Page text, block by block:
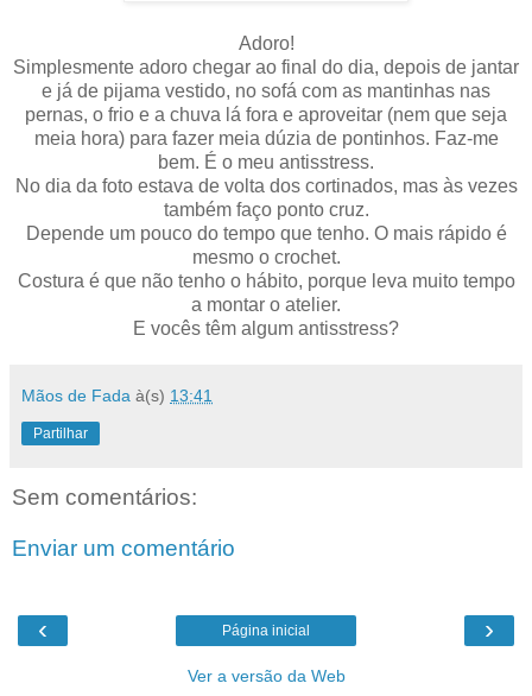
Adoro!
Simplesmente adoro chegar ao final do dia, depois de jantar
e já de pijama vestido, no sofá com as mantinhas nas
pernas, o frio e a chuva lá fora e aproveitar (nem que seja
meia hora) para fazer meia dúzia de pontinhos. Faz-me
bem. É o meu antisstress.
No dia da foto estava de volta dos cortinados, mas às vezes
também faço ponto cruz.
Depende um pouco do tempo que tenho. O mais rápido é
mesmo o crochet.
Costura é que não tenho o hábito, porque leva muito tempo
a montar o atelier.
E vocês têm algum antisstress?
Mãos de Fada à(s) 13:41
Partilhar
Sem comentários:
Enviar um comentário
‹ ›
Página inicial
Ver a versão da Web